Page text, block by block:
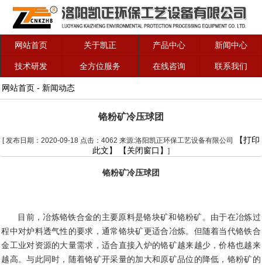
网站首页 关于凯正 产品中心 新闻中心
技术研发 全方位服务 在线咨询 联系我们
网站首页 - 新闻动态
铬粉矿冷压球团
[ 发布日期：2020-09-18 点击：4062 来源:洛阳凯正环保工艺设备有限公司
【打印
此文】
【关闭窗口】 ]
铬粉矿冷压球团
目前，冶炼铬铁合金的主要原料是铬块矿和铬粉矿。由于在冶炼过
程中对炉料透气性的要求，通常铬块矿更适合冶炼。但随着当代铬铁合
金工业对资源的大量需求，适合直接入炉的铬矿越来越少，价格也越来
越高。与此同时，随着铬矿开采量的加大和原矿品位的降低，铬粉矿的